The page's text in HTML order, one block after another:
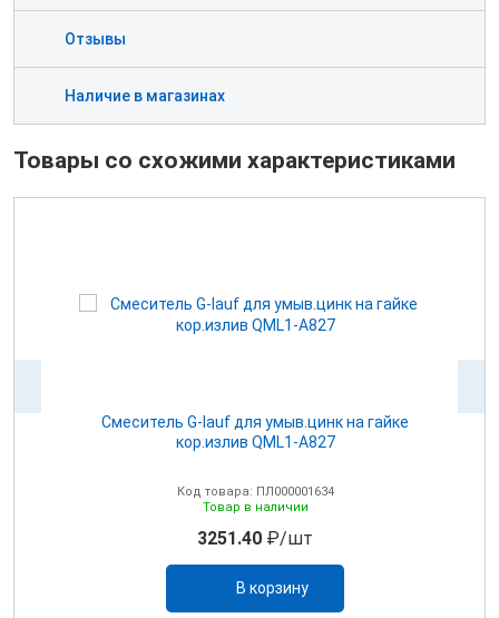
Отзывы
Наличие в магазинах
Товары со схожими характеристиками
Смеситель G-lauf для умыв.цинк на гайке
кор.излив QML1-A827
Код товара: ПЛ000001634
Товар в наличии
3251.40 ₽/шт
В корзину